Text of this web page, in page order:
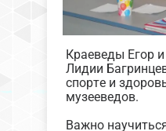
Краеведы Егор
Лидии
спорте и
музееведов.
Важно